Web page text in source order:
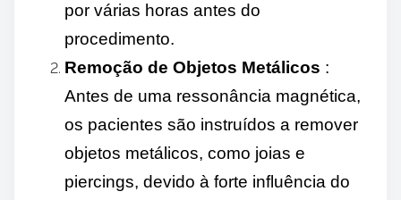
por várias horas antes do
procedimento.
Remoção de Objetos Metálicos :
Antes de uma ressonância magnética,
os pacientes são instruídos a remover
objetos metálicos, como joias e
piercings, devido à forte influência do